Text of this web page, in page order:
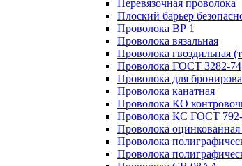
Перевязочная проволока
Плоский барьер
Проволока ВР 1
Проволока вязальная
Проволока гвоздильная
Проволока ГОСТ 3282-74
Проволока для
Проволока канатная
Проволока КО
Проволока КС ГОСТ
Проволока оцинкованная
Проволока
Проволока